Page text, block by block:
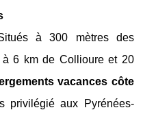
à 300 mètres des
à 6 km de Collioure et 20
vacances côte
privilégié aux Pyrénées-